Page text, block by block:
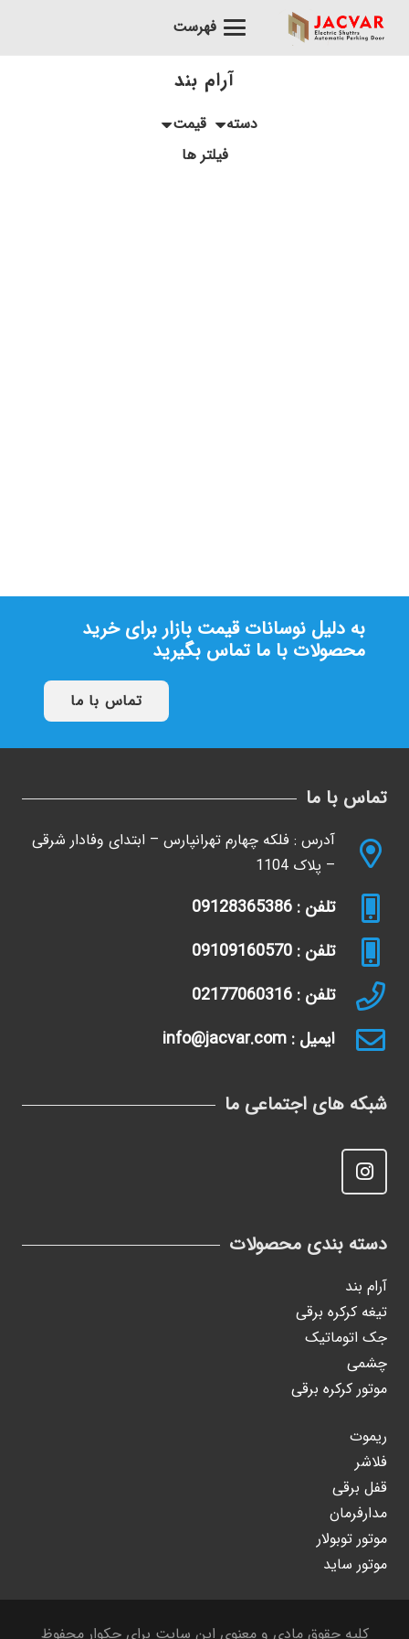
فهرست
آرام بند
دسته
قیمت
فیلتر ها
به دلیل نوسانات قیمت بازار برای خرید
محصولات با ما تماس بگیرید
تماس با ما
تماس با ما
آدرس : فلکه چهارم تهرانپارس – ابتدای وفادار شرقی
– پلاک 1104
تلفن : 09128365386
تلفن : 09109160570
تلفن : 02177060316
ایمیل : info@jacvar.com
شبکه های اجتماعی ما
دسته بندی محصولات
آرام بند
تیغه کرکره برقی
جک اتوماتیک
چشمی
موتور کرکره برقی
ریموت
فلاشر
قفل برقی
مدارفرمان
موتور توبولار
موتور ساید
کلیه حقوق مادی و معنوی این سایت برای جکوار محفوظ